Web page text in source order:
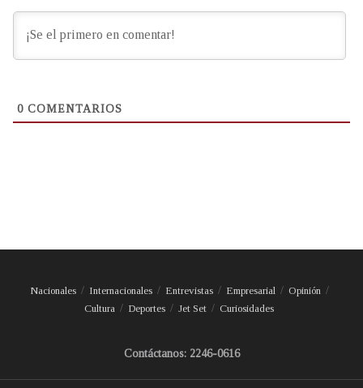
0 COMENTARIOS
Nacionales Internacionales Entrevistas Empresarial
Opinión
Cultura
Deportes Jet Set Curiosidades
Contáctanos: 2246-0616